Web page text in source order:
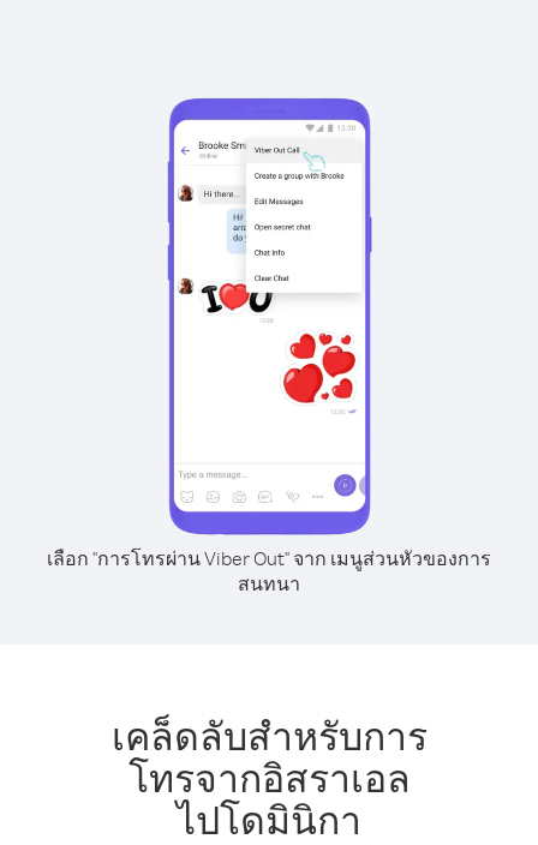
เลือก "การโทรผ่าน Viber Out" จาก เมนูส่วนหัวของการ
สนทนา
เคล็ดลับสำหรับการ
โทรจากอิสราเอล
ไปโดมินิกา